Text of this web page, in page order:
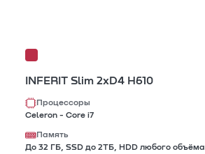
INFERIT Slim 2xD4 H610
Процессоры
Celeron - Core i7
Память
До 32 ГБ, SSD до 2TБ, HDD любого объёма